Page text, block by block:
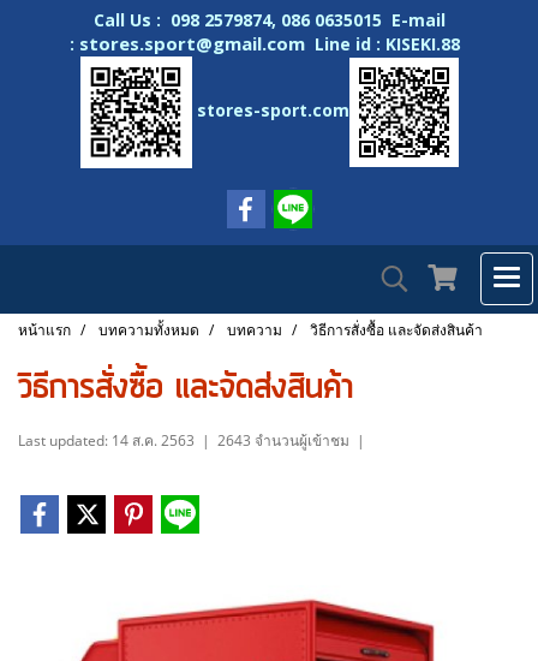
Call Us : 098 2579874, 086 0635015 E-mail
: stores.sport@gmail.com Line id : KISEKI.88
stores-sport.com
หน้าแรก บทความทั้งหมด บทความ วิธีการสั่งซื้อ และจัดส่งสินค้า
วิธีการสั่งซื้อ และจัดส่งสินค้า
Last updated: 14 ส.ค. 2563 | 2643 จำนวนผู้เข้าชม |